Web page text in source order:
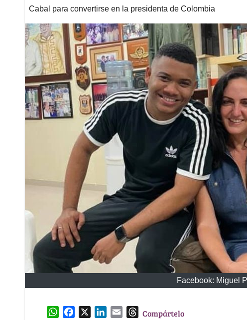
Cabal para convertirse en la presidenta de Colombia
Facebook: Miguel
W
TCompártelo